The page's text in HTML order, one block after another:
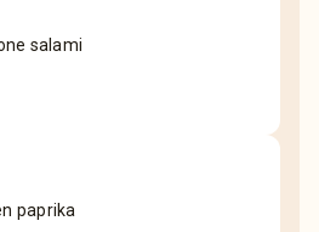
salami
paprika